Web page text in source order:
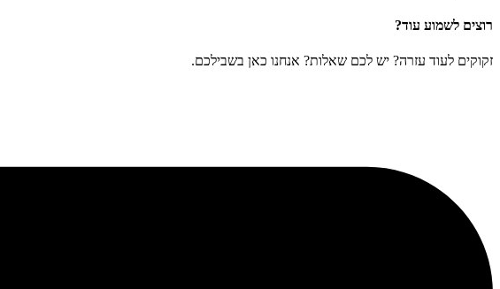
רוצים לשמוע עוד?
זקוקים לעוד עזרה? יש לכם שאלות? אנחנו כאן בשבילכם.